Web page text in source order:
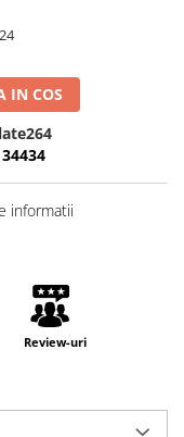
24
IN COS
informatii
Review-uri